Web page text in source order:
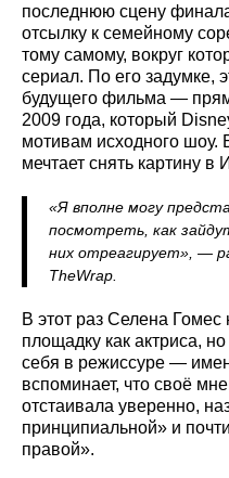
последнюю сцену
отсылку к семейному
тому самому, вокруг
сериал. По его задумке,
будущего фильма —
2009 года, который
мотивам исходного шоу.
мечтает снять картину в
«Я вполне могу
посмотреть, как
них отреагирует», —
TheWrap.
В этот раз Селена
площадку как актриса,
себя в режиссуре —
вспоминает, что своё
отстаивала уверенно,
принципиальной» и
правой».